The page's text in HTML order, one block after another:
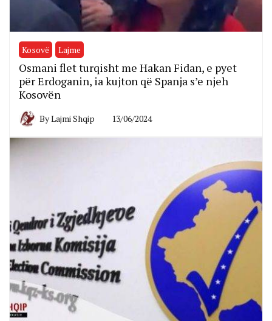
Kosovë Lajme
Osmani flet turqisht me Hakan Fidan, e pyet
për Erdoganin, ia kujton që Spanja s’e njeh
Kosovën
ByLajmi Shqip 13/06/2024